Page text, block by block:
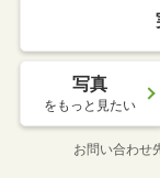
写真
をもっと見たい
お問い合わせ